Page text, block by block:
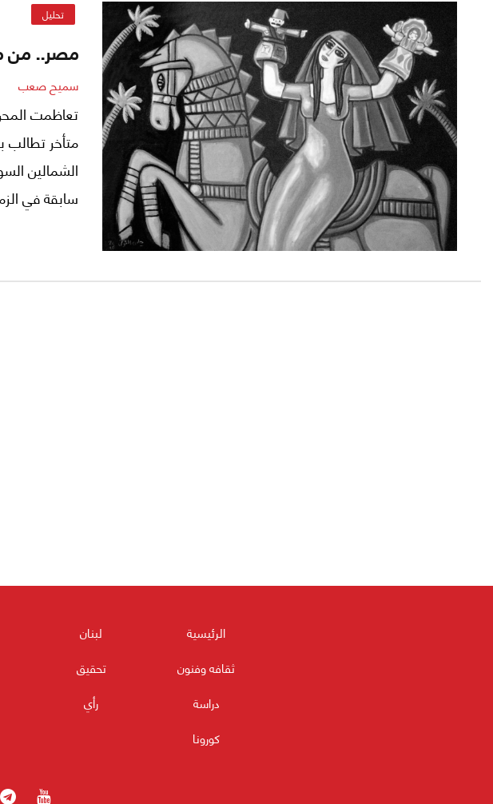
تحليل
مصر.. من
سميح صعب
تعاظمت
متأخر تطالب
الشمالين
سابقة في
الرئيسية لبنان
ثقافه وفنون
تحقيق
دراسة
رأي
كورونا